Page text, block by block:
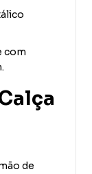
com
de